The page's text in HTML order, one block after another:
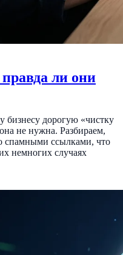
ли они
бизнесу дорогую «чистку
не нужна. Разбираем,
спамными ссылками, что
немногих случаях